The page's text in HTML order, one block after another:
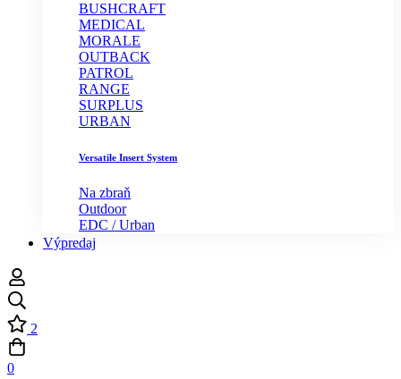
BUSHCRAFT
MEDICAL
MORALE
OUTBACK
PATROL
RANGE
SURPLUS
URBAN
Versatile Insert System
Na zbraň
Outdoor
EDC / Urban
Výpredaj
2
0